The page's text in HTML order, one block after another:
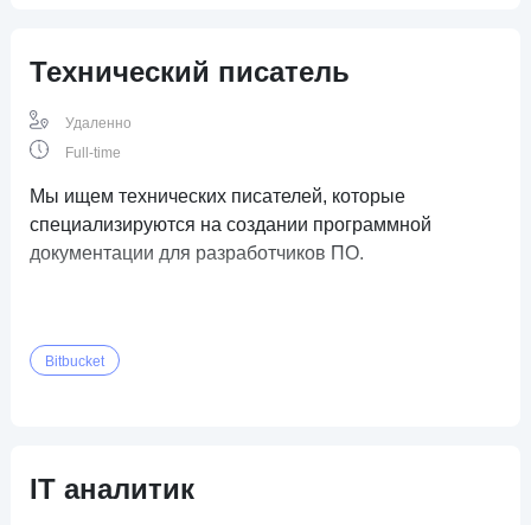
Технический писатель
Удаленно
Full-time
Мы ищем технических писателей, которые
специализируются на создании программной
документации для разработчиков ПО.
Bitbucket
IT аналитик